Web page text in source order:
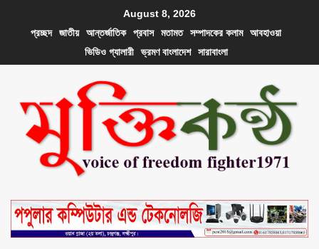
August 8, 2026
প্রচ্ছদ
জাতীয় আন্তর্জাতিক প্রবাস মতামত সম্পাদকের কলাম
আবহাওয়া
ভিডিও গ্যালারী
ভ্রমণ বাংলাদেশ সারাবাংলা